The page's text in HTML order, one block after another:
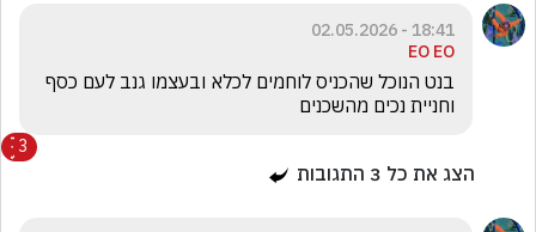
18:41 - 02.05.2026
EO EO
וחניית נכים מהשכנים
3
הצג את כל 3 התגובות